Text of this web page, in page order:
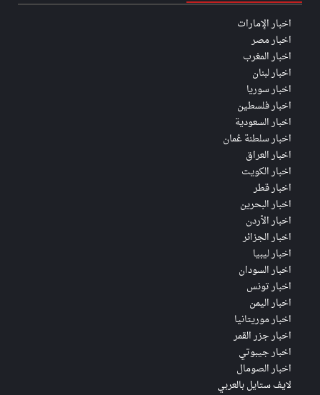
اخبار الإمارات
اخبار مصر
اخبار المغرب
اخبار لبنان
اخبار سوريا
اخبار فلسطين
اخبار السعودية
اخبار سلطنة عُمان
اخبار العراق
اخبار الكويت
اخبار قطر
اخبار البحرين
اخبار الأردن
اخبار الجزائر
اخبار ليبيا
اخبار السودان
اخبار تونس
اخبار اليمن
اخبار موريتانيا
اخبار جزر القمر
اخبار جيبوتي
اخبار الصومال
لايف ستايل بالعربي